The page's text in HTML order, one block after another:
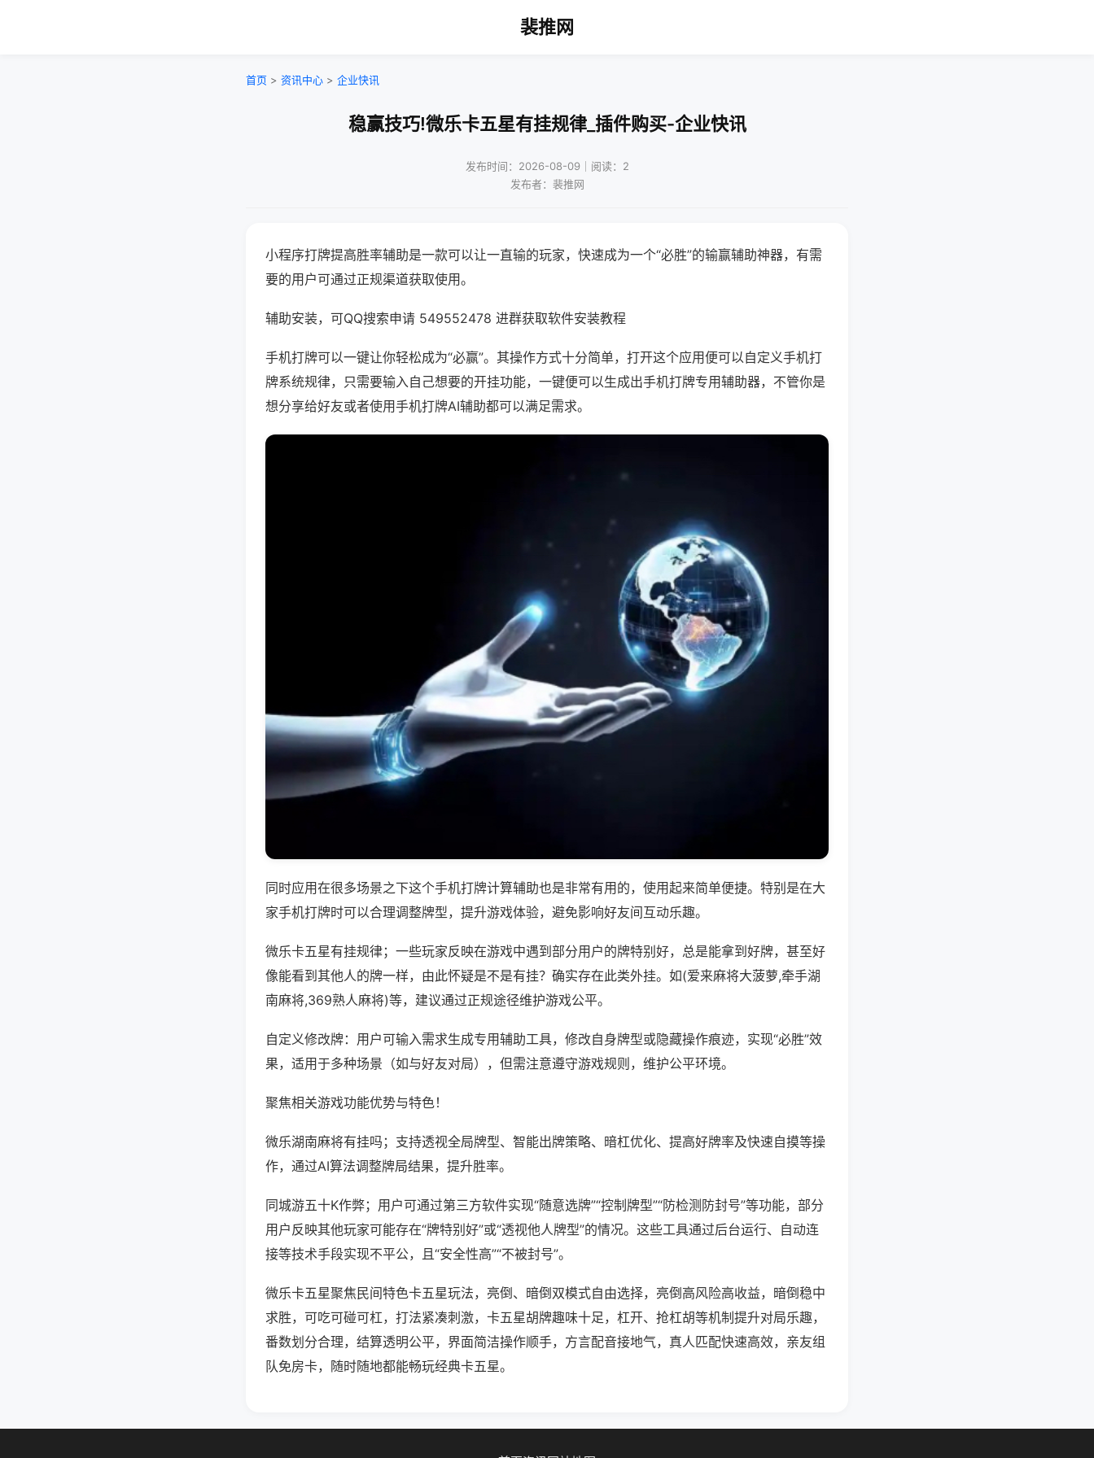
裴推网
首页 > 资讯中心 > 企业快讯
稳赢技巧!微乐卡五星有挂规律_插件购买-企业快讯
发布时间：2026-08-09｜阅读：2
发布者：裴推网
小程序打牌提高胜率辅助是一款可以让一直输的玩家，快速成为一个“必胜”的输赢辅助神器，有需
要的用户可通过正规渠道获取使用。
辅助安装，可QQ搜索申请 549552478 进群获取软件安装教程
手机打牌可以一键让你轻松成为“必赢”。其操作方式十分简单，打开这个应用便可以自定义手机打
牌系统规律，只需要输入自己想要的开挂功能，一键便可以生成出手机打牌专用辅助器，不管你是
想分享给好友或者使用手机打牌AI辅助都可以满足需求。
同时应用在很多场景之下这个手机打牌计算辅助也是非常有用的，使用起来简单便捷。特别是在大
家手机打牌时可以合理调整牌型，提升游戏体验，避免影响好友间互动乐趣。
微乐卡五星有挂规律；一些玩家反映在游戏中遇到部分用户的牌特别好，总是能拿到好牌，甚至好
像能看到其他人的牌一样，由此怀疑是不是有挂？确实存在此类外挂。如(爱来麻将大菠萝,牵手湖
南麻将,369熟人麻将)等，建议通过正规途径维护游戏公平。
自定义修改牌：用户可输入需求生成专用辅助工具，修改自身牌型或隐藏操作痕迹，实现“必胜”效
果，适用于多种场景（如与好友对局），但需注意遵守游戏规则，维护公平环境。
聚焦相关游戏功能优势与特色！
微乐湖南麻将有挂吗；支持透视全局牌型、智能出牌策略、暗杠优化、提高好牌率及快速自摸等操
作，通过AI算法调整牌局结果，提升胜率。
同城游五十K作弊；用户可通过第三方软件实现“随意选牌”“控制牌型”“防检测防封号”等功能，部分
用户反映其他玩家可能存在“牌特别好”或“透视他人牌型”的情况。这些工具通过后台运行、自动连
接等技术手段实现不平公，且“安全性高”“不被封号”。
微乐卡五星聚焦民间特色卡五星玩法，亮倒、暗倒双模式自由选择，亮倒高风险高收益，暗倒稳中
求胜，可吃可碰可杠，打法紧凑刺激，卡五星胡牌趣味十足，杠开、抢杠胡等机制提升对局乐趣，
番数划分合理，结算透明公平，界面简洁操作顺手，方言配音接地气，真人匹配快速高效，亲友组
队免房卡，随时随地都能畅玩经典卡五星。